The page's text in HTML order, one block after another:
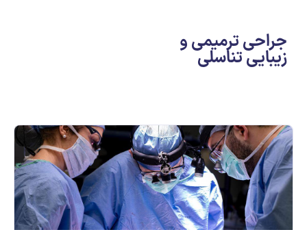
جراحی ترمیمی و
زیبایی تناسلی
قدرت گرفته از همیارسیستم